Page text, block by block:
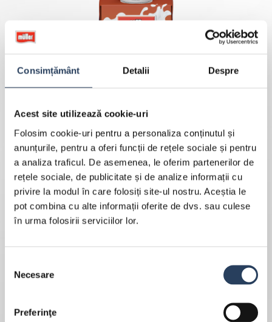
Consimțământ Detalii Despre
Acest site utilizează cookie-uri
Folosim cookie-uri pentru a personaliza conținutul și
anunțurile, pentru a oferi funcții de rețele sociale și pentru
a analiza traficul. De asemenea, le oferim partenerilor de
rețele sociale, de publicitate și de analize informații cu
privire la modul în care folosiți site-ul nostru. Aceștia le
pot combina cu alte informații oferite de dvs. sau culese
în urma folosirii serviciilor lor.
consimțământului
Necesare
Preferinţe